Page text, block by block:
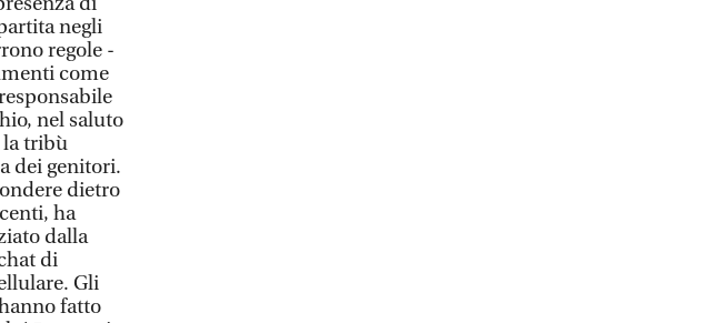
negli
regole -
come
nel saluto
la tribù
dei genitori.
dietro
ha
dalla
di
Gli
fatto